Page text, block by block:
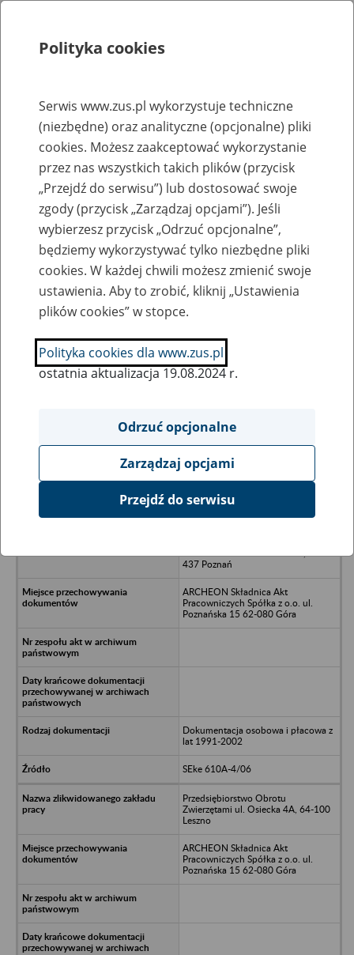
Rejestry, ewidencje i archiwa
Baza zlikwidowanych lub
przekształconych zakładów pracy
Nazwa zakładu pracy:
SZUKAJ
Ukryj wszystkie pozycje bazy
AGREX s.c. Artykuły
437 Poznań
ARCHEON Składnica Akt
Pracowniczych Spółka z o.o. ul.
Poznańska 15 62-080 Góra
Dokumentacja osobowa i płacowa z
lat 1991-2002
SEke 610A-4/06
Przedsiębiorstwo Obrotu
Zwierzętami ul. Osiecka 4A, 64-100
Leszno
ARCHEON Składnica Akt
Pracowniczych Spółka z o.o. ul.
Poznańska 15 62-080 Góra
Polityka cookies
Serwis www.zus.pl wykorzystuje techniczne
(niezbędne) oraz analityczne (opcjonalne) pliki
cookies. Możesz zaakceptować wykorzystanie
przez nas wszystkich takich plików (przycisk
„Przejdź do serwisu”) lub dostosować swoje
zgody (przycisk „Zarządzaj opcjami”). Jeśli
wybierzesz przycisk „Odrzuć opcjonalne”,
będziemy wykorzystywać tylko niezbędne pliki
cookies. W każdej chwili możesz zmienić swoje
ustawienia. Aby to zrobić, kliknij „Ustawienia
plików cookies” w stopce.
Polityka cookies dla www.zus.pl
ostatnia aktualizacja 19.08.2024 r.
Odrzuć opcjonalne
Zarządzaj opcjami
Przejdź do serwisu